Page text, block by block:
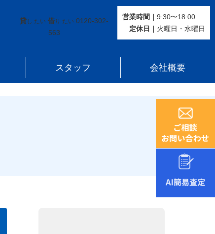
貸し たい 借り たい 0120-302-
563
営業時間｜ 9:30〜18:00
定休⽇｜ 火曜⽇・水曜⽇
スタッフ 会社概要